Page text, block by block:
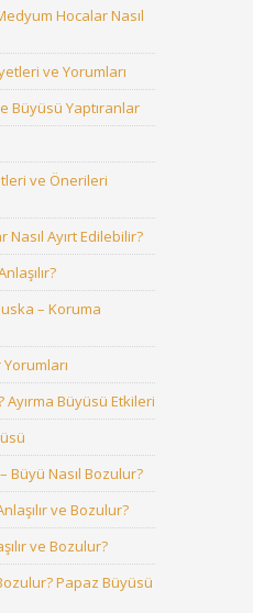
Hocalar Nasıl
ve Yorumları
Büyüsü Yaptıranlar
ve Önerileri
Nasıl Ayırt Edilebilir?
– Koruma
Ayırma Büyüsü Etkileri
Büyü Nasıl Bozulur?
ve Bozulur?
ve Bozulur?
Papaz Büyüsü